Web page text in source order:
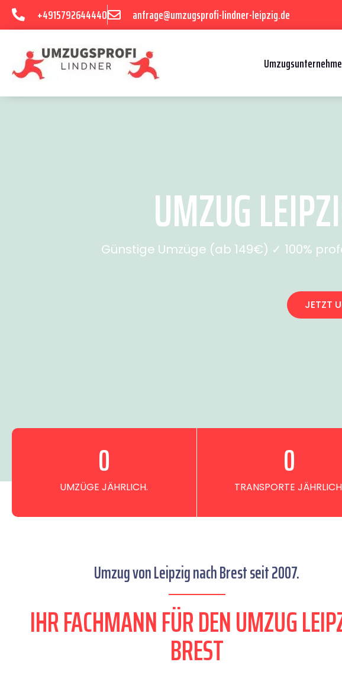
+4915792644440 anfrage@umzugsprofi-lindner-leipzig.de
UMZUG
Günstige Umzüge (ab 149€) ✓ 100%
JETZT
UMZÜGE JÄHRLICH.
0
TRANSPORTE
0
Umzug von Leipzig nach Brest seit 2007.
IHR FACHMANN FÜR DEN UMZUG
BREST